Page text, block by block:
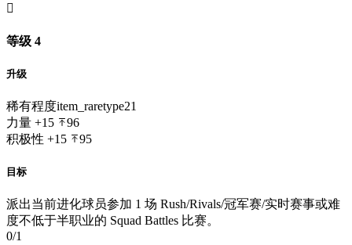

等级 4
升级
稀有程度item_raretype21
力量 +15
96
积极性 +15 95
目标
派出当前进化球员参加 1 场 Rush/Rivals/冠军赛/实时赛事或难
度不低于半职业的 Squad Battles 比赛。
0/1